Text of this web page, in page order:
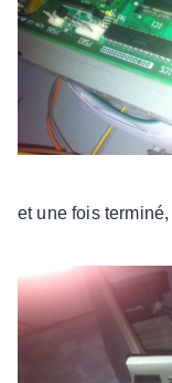
et une fois